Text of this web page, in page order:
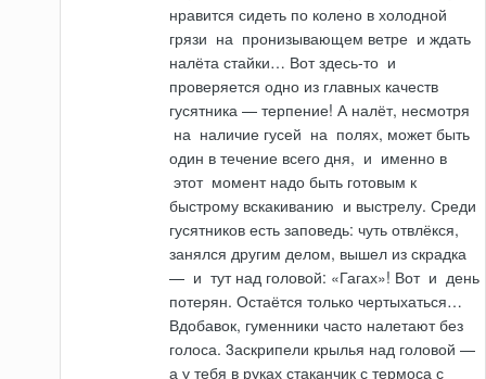
нравится сидеть по колено в холодной
грязи на пронизывающем ветре иждать
налёта стайки… Вот здесь-то и
проверяется одно из главных качеств
гусятника — терпение! А налёт, несмотря
на наличие гусей на полях, может быть
один в течение всего дня, и именно в
этот момент надо быть гото­вым к
быстрому вскакиванию и выстрелу. Среди
гусятников есть заповедь: чуть отвлёкся,
занялся другим делом, вышел из скрадка
— и тут над головой: «Га­гах»! Вот и день
потерян. Остаётся только чертыхаться…
Вдобавок, гуменники часто налетают без
голоса. 3аскрипели крылья над головой —
а у тебя в руках стаканчик с термоса с